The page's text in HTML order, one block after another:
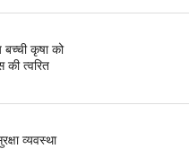
बच्ची कृषा को
त्वरित
व्यवस्था